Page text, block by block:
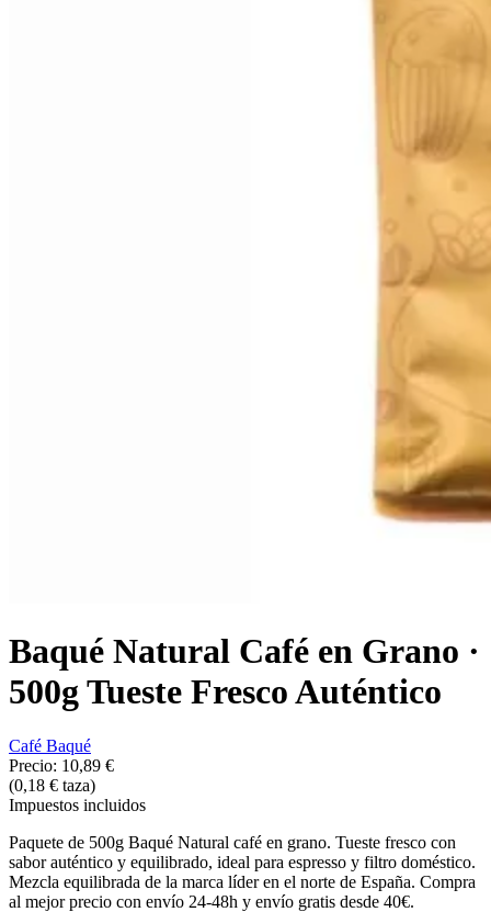
Baqué Natural Café en Grano ·
500g Tueste Fresco Auténtico
Café Baqué
Precio: 10,89 €
(0,18 € taza)
Impuestos incluidos
Paquete de 500g Baqué Natural café en grano. Tueste fresco con
sabor auténtico y equilibrado, ideal para espresso y filtro doméstico.
Mezcla equilibrada de la marca líder en el norte de España. Compra
al mejor precio con envío 24-48h y envío gratis desde 40€.